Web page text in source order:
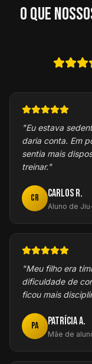
O que
"Eu estava
daria conta. Em
sentia mais
treinar."
CR Carlos R.
Aluno de
"Meu filho era
dificuldade de
ficou mais
PA Patrícia A.
Mãe de